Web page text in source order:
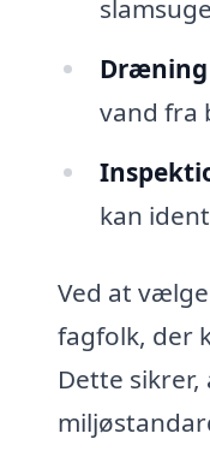
vand fra
kan
Ved at
fagfolk, der
Dette